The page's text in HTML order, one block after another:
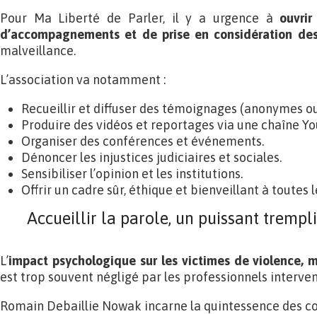
Pour Ma Liberté de Parler, il y a urgence à
d’accompagnements et de prise en considération
malveillance.
L’association va notamment :
Recueillir et diffuser des témoignages (anonymes
Produire des vidéos et reportages via une chaîne
Organiser des conférences et événements.
Dénoncer les injustices judiciaires et sociales.
Sensibiliser l’opinion et les institutions.
Offrir un cadre sûr, éthique et bienveillant à toutes
Accueillir la parole, un puissant
L’impact psychologique sur les victimes de violence,
est trop souvent négligé par les professionnels
Romain Debaillie Nowak incarne la quintessence des